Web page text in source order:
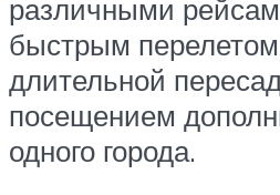
различными
быстрым
длительной
посещением
одного города.